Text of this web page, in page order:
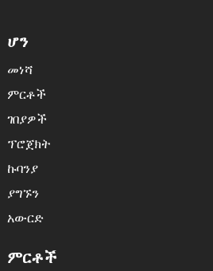
ሆን
መነሻ
ምርቶች
ገበያዎች
ፕሮጀክት
ኩባንያ
ያግኙን
አውርድ
ምርቶች